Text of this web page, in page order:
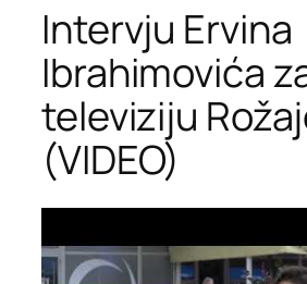
Intervju Ervina
Ibrahimovića
televiziju
(VIDEO)